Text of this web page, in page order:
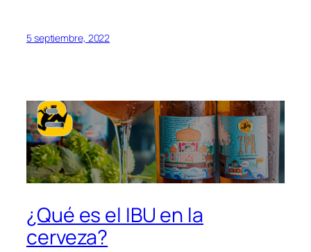
5 septiembre, 2022
¿Qué es el IBU en la
cerveza?